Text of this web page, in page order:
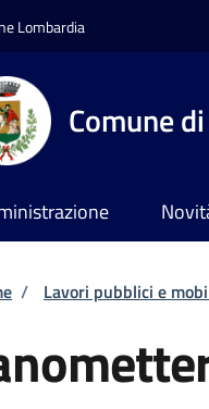
Lombardia
Comune
di
/ Lavori pubblici e